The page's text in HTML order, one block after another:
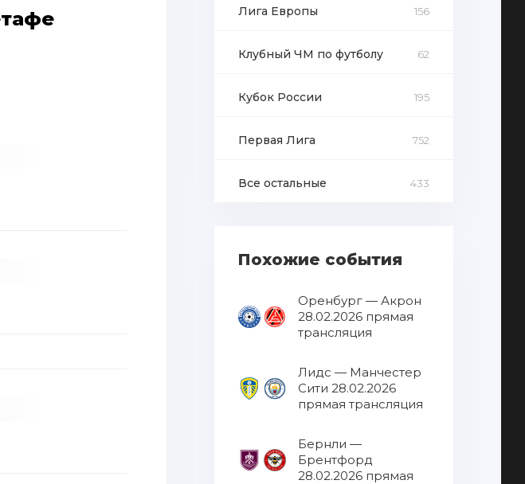
Лига Европы 156
Клубный ЧМ по футболу 62
Кубок России 195
Первая Лига 752
Все остальные 433
Похожие события
Оренбург — Акрон
28.02.2026 прямая
трансляция
Лидс — Манчестер
Сити 28.02.2026
прямая трансляция
Бернли —
Брентфорд
28.02.2026 прямая